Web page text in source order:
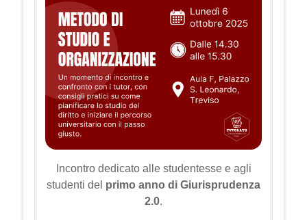
Incontro dedicato alle studentesse e agli
studenti del primo anno di Giurisprudenza
2.0.